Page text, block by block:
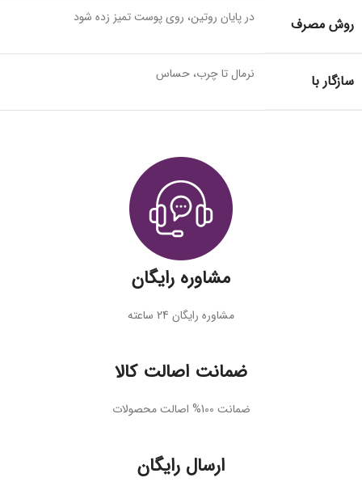
روش مصرف در پایان روتین، روی پوست تمیز زده شود
سازگار با نرمال تا چرب، حساس
مشاوره رایگان
مشاوره رایگان 24 ساعته
ضمانت اصالت کالا
ضمانت 100% اصالت محصولات
ارسال رایگان